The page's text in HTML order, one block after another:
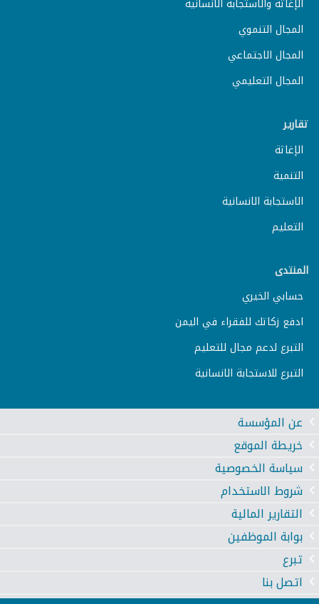
المجال التنموي
المجال الاجتماعي
المجال التعليمي
تقارير
الإغاثة
التنمية
الاستجابة الانسانية
التعليم
المنتدى
حسابي الخيري
ادفع زكاتك للفقراء في اليمن
التبرع لدعم مجال للتعليم
التبرع للاستجابة الانسانية
عن المؤسسة
خريطة الموقع
سياسة الخصوصية
شروط الاستخدام
التقارير المالية
بوابة الموظفين
تبرع
اتصل بنا